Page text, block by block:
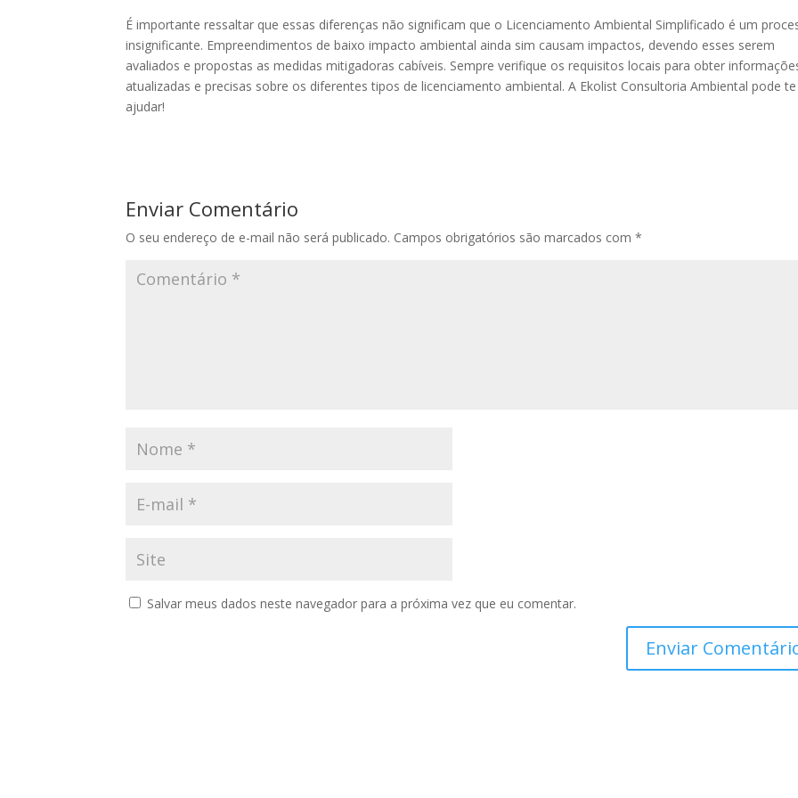
É importante ressaltar que essas diferenças não significam que o Licenciamento Ambiental Simplificado é um
insignificante. Empreendimentos de baixo impacto ambiental ainda sim causam impactos, devendo esses serem
avaliados e propostas as medidas mitigadoras cabíveis. Sempre verifique os requisitos locais para obter
atualizadas e precisas sobre os diferentes tipos de licenciamento ambiental. A Ekolist Consultoria Ambiental pode te
ajudar!
Enviar Comentário
O seu endereço de e-mail não será publicado. Campos obrigatórios são marcados com *
Salvar meus dados neste navegador para a próxima vez que eu comentar.